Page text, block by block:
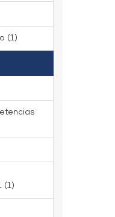
(1)
(1)